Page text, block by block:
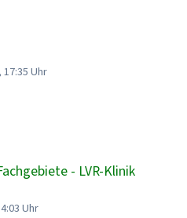
Uhr
- LVR-Klinik
Uhr